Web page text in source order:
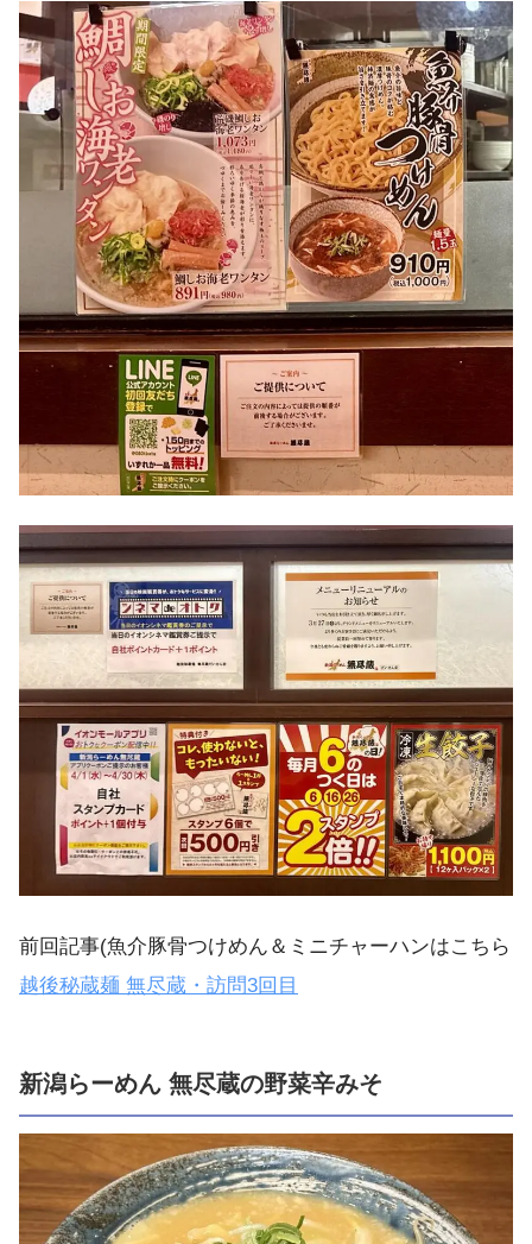
前回記事(魚介豚骨つけめん＆ミニチャーハンはこちら
越後秘蔵麺 無尽蔵・訪問3回目
新潟らーめん 無尽蔵の野菜辛みそ